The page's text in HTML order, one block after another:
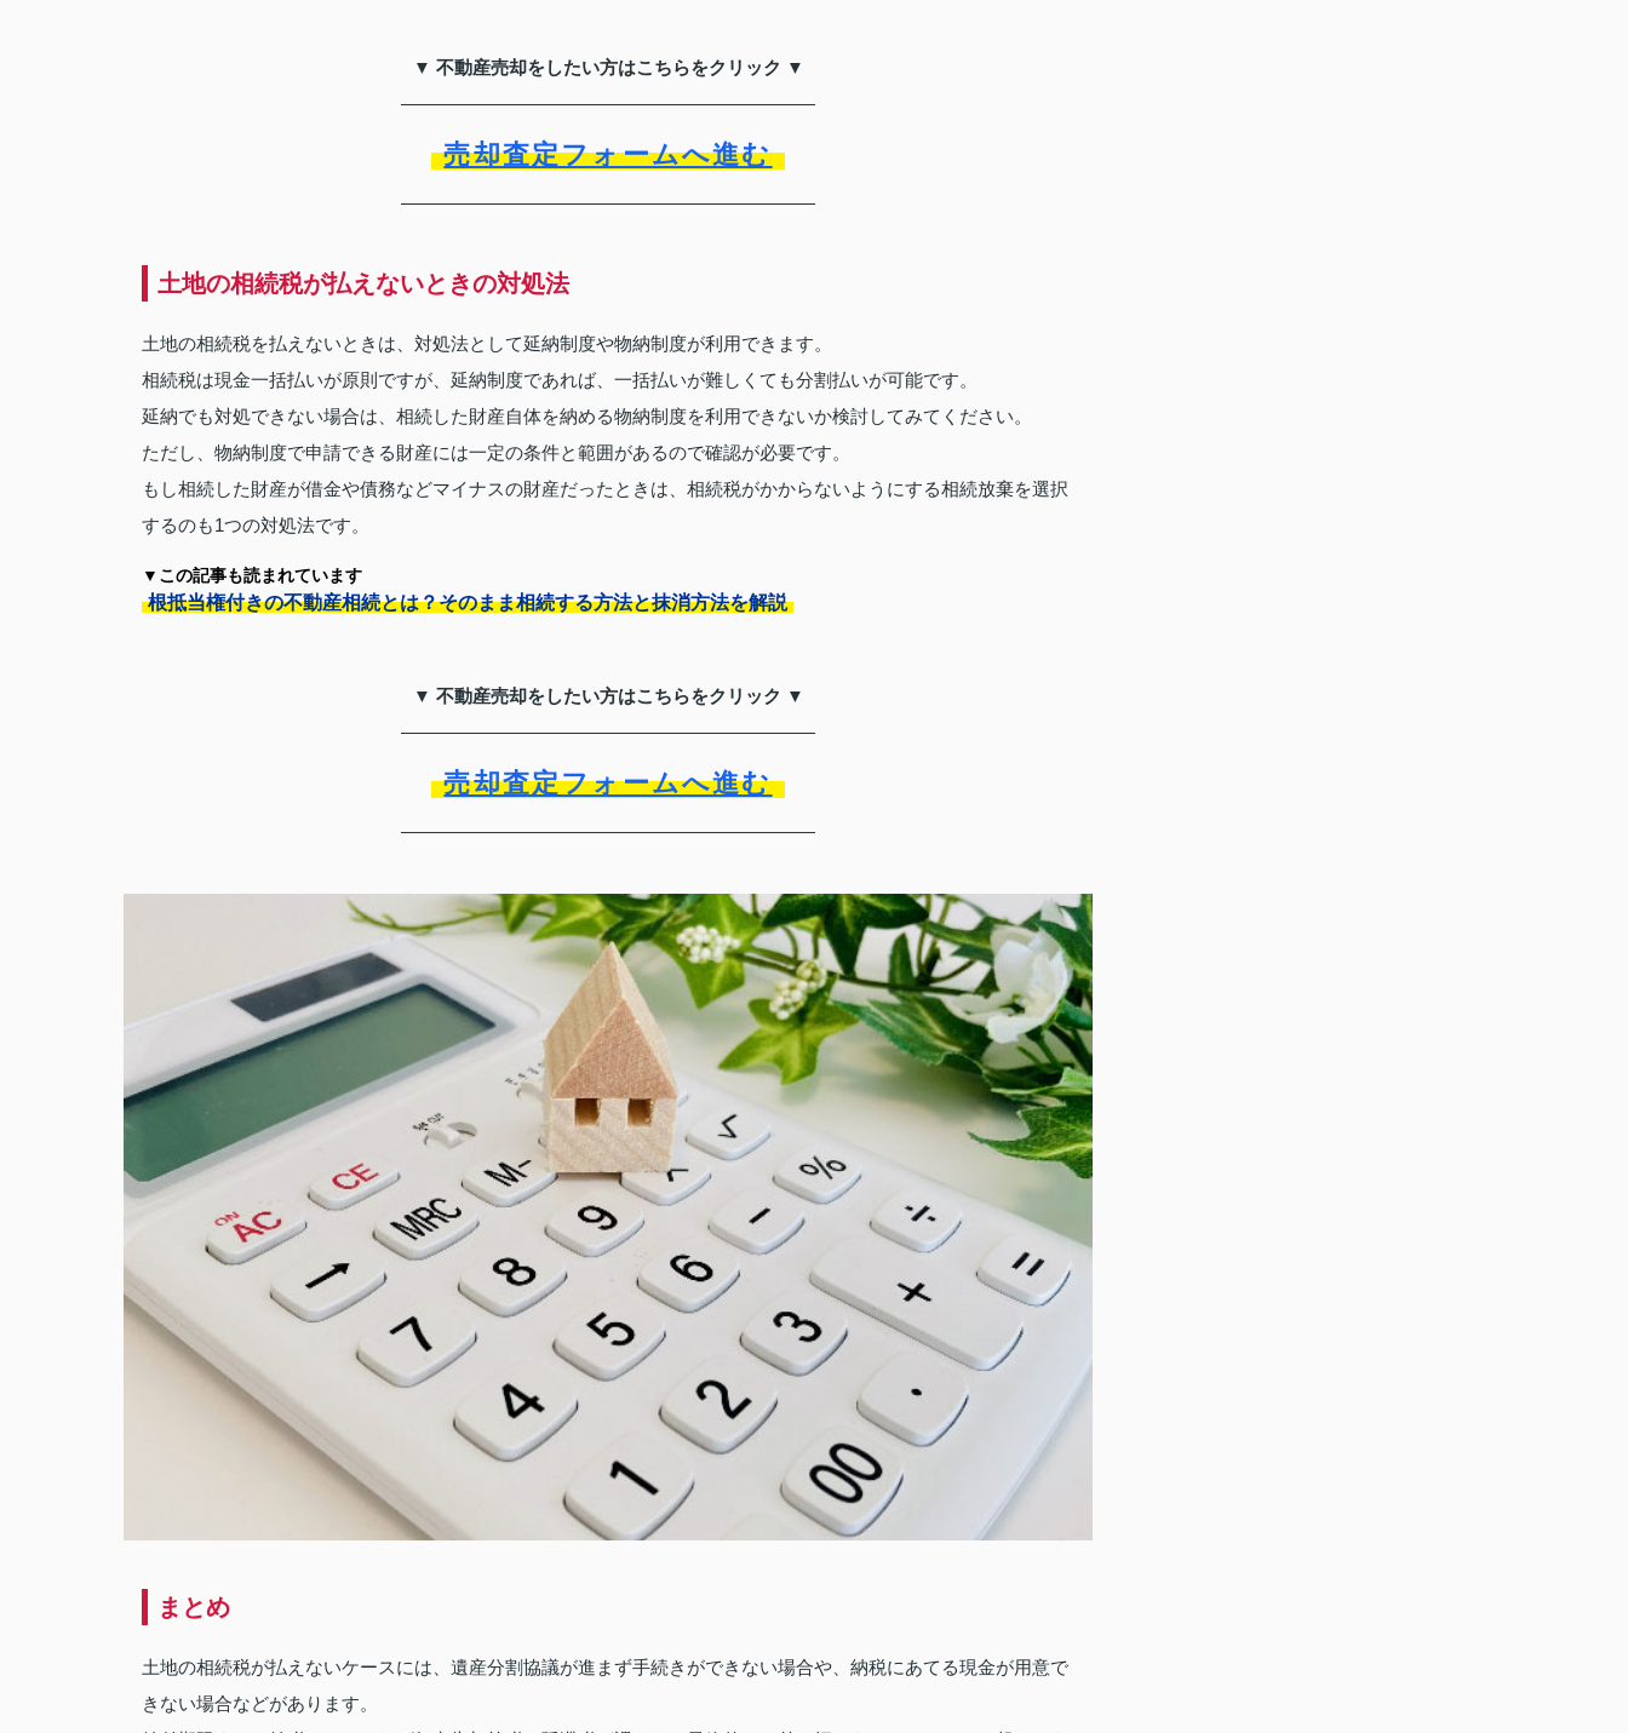
▼ 不動産売却をしたい方はこちらをクリック ▼
売却査定フォームへ進む
土地の相続税が払えないときの対処法
土地の相続税を払えないときは、対処法として延納制度や物納制度が利用できます。
相続税は現金一括払いが原則ですが、延納制度であれば、一括払いが難しくても分割払いが可能です。
延納でも対処できない場合は、相続した財産自体を納める物納制度を利用できないか検討してみてください。
ただし、物納制度で申請できる財産には一定の条件と範囲があるので確認が必要です。
もし相続した財産が借金や債務などマイナスの財産だったときは、相続税がかからないようにする相続放棄を選択
するのも1つの対処法です。
▼この記事も読まれています
根抵当権付きの不動産相続とは？そのまま相続する方法と抹消方法を解説
▼ 不動産売却をしたい方はこちらをクリック ▼
売却査定フォームへ進む
まとめ
土地の相続税が払えないケースには、遺産分割協議が進まず手続きができない場合や、納税にあてる現金が用意で
きない場合などがあります。